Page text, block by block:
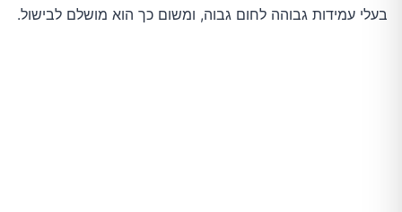
בעלי עמידות גבוהה לחום גבוה, ומשום כך הוא מושלם לבישול.